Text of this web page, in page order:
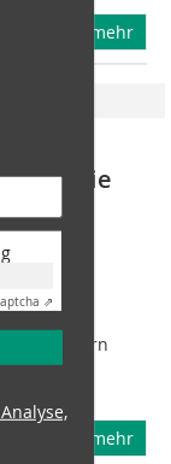
⇗
mehr
für die
größten
und
60 Ländern
mehr